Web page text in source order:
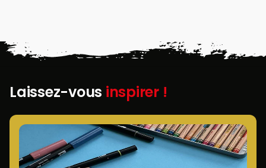
Laissez-vous inspirer !